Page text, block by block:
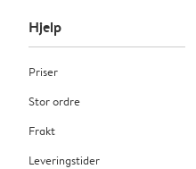
Hjelp
Priser
Stor ordre
Frakt
Leveringstider